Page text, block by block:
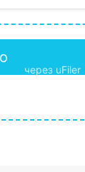
через uFiler